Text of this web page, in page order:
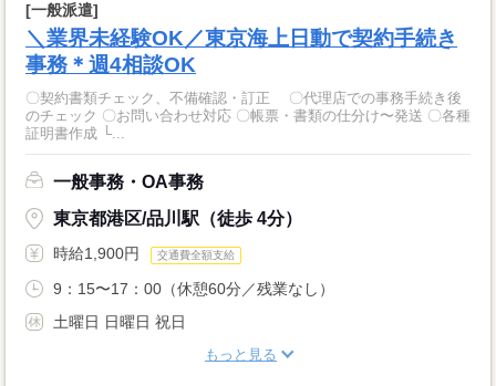
[一般派遣]
＼業界未経験OK／東京海上日動で契約手続き
事務＊週4相談OK
〇契約書類チェック、不備確認・訂正 〇代理店での事務手続き後
のチェック 〇お問い合わせ対応 〇帳票・書類の仕分け〜発送 〇各種
証明書作成 └...
一般事務・OA事務
東京都港区/品川駅（徒歩 4分）
時給1,900円 交通費全額支給
9：15〜17：00（休憩60分／残業なし）
土曜日 日曜日 祝日
もっと見る